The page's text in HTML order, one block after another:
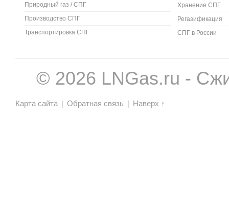
Природный газ / СПГ
Производство СПГ
Транспортировка СПГ
Хранение СПГ
Регазификация
СПГ в России
© 2026 LNGas.ru -
Карта сайта | Обратная связь | Наверх ↑